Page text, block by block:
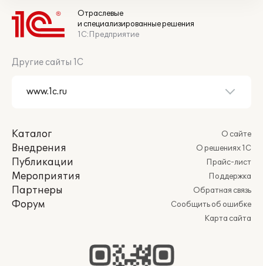
Отраслевые
и специализированные решения
1С:Предприятие
Другие сайты 1С
Каталог
Внедрения
Публикации
Мероприятия
Партнеры
Форум
О сайте
О решениях 1С
Прайс-лист
Поддержка
Обратная связь
Сообщить об ошибке
Карта сайта